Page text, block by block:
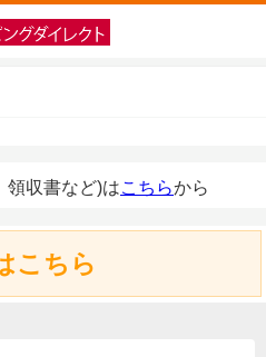
領収書など)はこちらから
こちら